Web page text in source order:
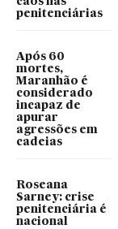
penitenciárias
Após 60
mortes,
Maranhão é
considerado
incapaz de
apurar
agressões em
cadeias
Roseana
Sarney: crise
penitenciária é
nacional